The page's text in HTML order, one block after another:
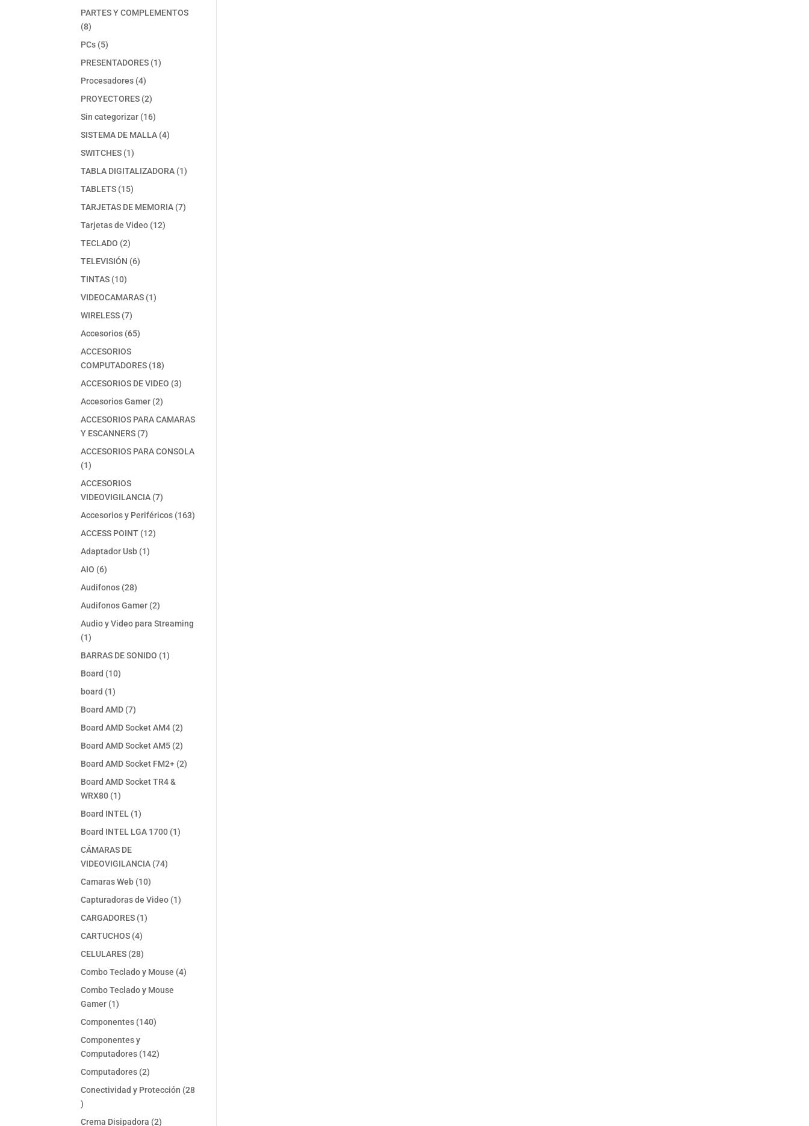
producto
PARTES Y COMPLEMENTOS
88
productos
PCs 55
productos
PRESENTADORES 11
Procesadores 44
productos
PROYECTORES 22
productos
Sin categorizar 1616
productos
SISTEMA DE MALLA 44
SWITCHES 11
producto
TABLA DIGITALIZADORA 11
TABLETS 1515
productos
TARJETAS DE MEMORIA 77
Tarjetas de Video 1212
TECLADO 22
productos
TELEVISIÓN 66
TINTAS 1010
productos
VIDEOCAMARAS 11
WIRELESS 77
productos
Accesorios 6565
ACCESORIOS
COMPUTADORES 1818
productos
ACCESORIOS DE VIDEO 33
Accesorios Gamer 22
productos
ACCESORIOS PARA CAMARAS
Y ESCANNERS 77
productos
ACCESORIOS PARA CONSOLA
11
producto
ACCESORIOS
VIDEOVIGILANCIA 77
productos
Accesorios y Periféricos 163163
ACCESS POINT 1212
Adaptador Usb 11
AIO 66
productos
Audifonos 2828
productos
Audifonos Gamer 22
productos
Audio y Video para Streaming
11
producto
BARRAS DE SONIDO 11
Board 1010
board 11
producto
Board AMD 77
productos
Board AMD Socket AM4 22
productos
Board AMD Socket AM5 22
productos
Board AMD Socket FM2+ 22
Board AMD Socket TR4 &
WRX80 11
producto
Board INTEL 11
producto
Board INTEL LGA 1700 11
CÁMARAS DE
VIDEOVIGILANCIA 7474
Camaras Web 1010
productos
Capturadoras de Video 11
CARGADORES 11
CARTUCHOS 44
productos
CELULARES 2828
productos
Combo Teclado y Mouse 44
Combo Teclado y Mouse
Gamer 11
producto
Componentes 140140
Componentes y
Computadores 142142
Computadores 22
productos
Conectividad y Protección 28
28
productos
Crema Disipadora 22